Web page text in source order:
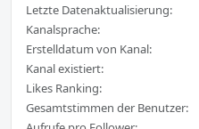
Letzte Datenaktualisierung:
Kanalsprache:
Erstelldatum von Kanal:
Kanal existiert:
Likes Ranking:
Gesamtstimmen der Benutzer: